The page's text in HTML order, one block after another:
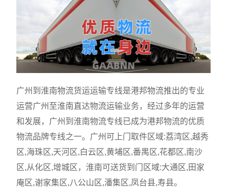
广州到淮南物流货运运输专线是港邦物流推出的专业
运营广州至淮南直达物流运输业务，经过多年的运营
和发展，广州到淮南物流专线已成为港邦物流的优质
物流品牌专线之一。广州可上门取件区域:荔湾区,越秀
区,海珠区,天河区,白云区,黄埔区,番禺区,花都区,南沙
区,从化区,增城区，淮南可送货到门区域:大通区,田家
庵区,谢家集区,八公山区,潘集区,凤台县,寿县。